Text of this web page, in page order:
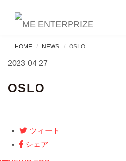
HOME NEWS OSLO
2023-04-27
OSLO
ツィート
シェア